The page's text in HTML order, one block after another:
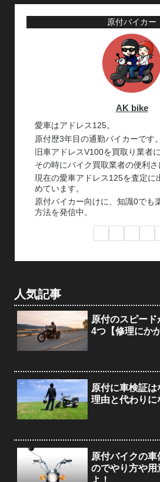
原付バイカー
AK bike
愛車はアドレス125。
原付歴3年目の通勤バイカーです。
旧車アドレスV100を買取り業者
その時にバイク買取業者の便利さ
現在の愛車アドレス125を査定に
めています。
原付バイカー向けに、知識0でも
方法を発信中。
人気記事
原付のスピー
4つ【修理にか
原付に車検証
理由と代わりに
原付バイクの
のでやり方や用